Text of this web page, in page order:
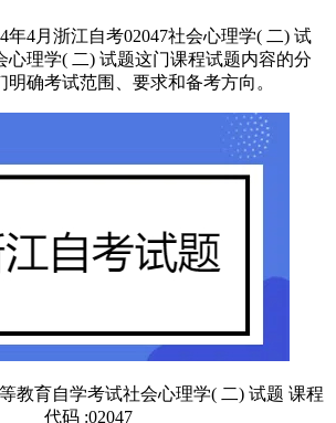
4月浙江自考02047社会心理学( 二) 试
心理学( 二) 试题这门课程试题内容的分
确考试范围、要求和备考方向。
育自学考试社会心理学( 二) 试题 课程
代码 :02047